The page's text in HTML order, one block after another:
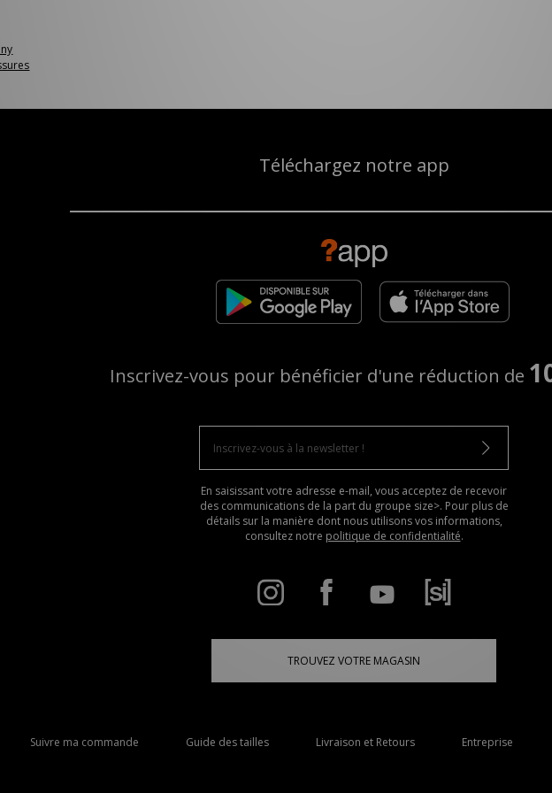
Téléchargez notre app
Inscrivez-vous pour bénéficier d'une réduction de
En saisissant votre adresse e-mail, vous acceptez de recevoir
des communications de la part du groupe size>. Pour plus de
détails sur la manière dont nous utilisons vos informations,
consultez notre politique de confidentialité.
TROUVEZ VOTRE MAGASIN
Suivre ma commande Guide des tailles Livraison et Retours Entreprise